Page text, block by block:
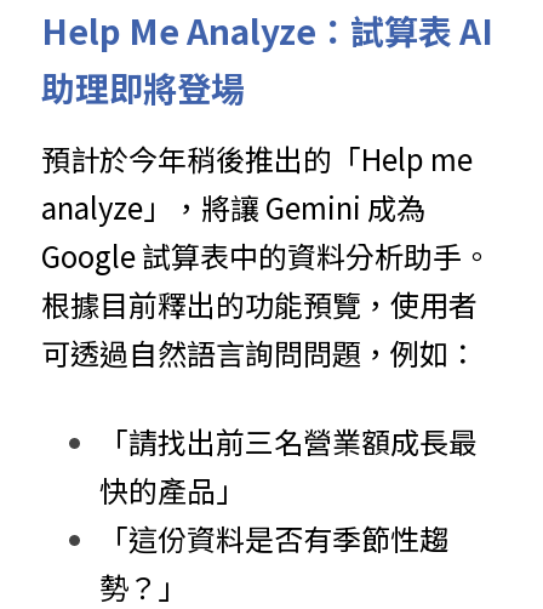
Help Me Analyze：試算表 AI
助理即將登場
預計於今年稍後推出的「Help me
analyze」，將讓 Gemini 成為
Google 試算表中的資料分析助手。
根據目前釋出的功能預覽，使用者
可透過自然語言詢問問題，例如：
「請找出前三名營業額成長最
快的產品」
「這份資料是否有季節性趨
勢？」